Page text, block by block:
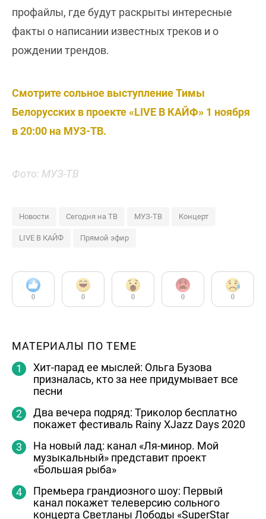
профайлы, где будут раскрыты интересные
факты о написании известных треков и о
рождении трендов.
Смотрите сольное выступление Тимы
Белорусских в проекте «LIVE В КАЙФ» 1 ноября
в 20:00 на МУЗ-ТВ.
Фото: МУЗ-ТВ
Новости Сегодня на ТВ МУЗ-ТВ Концерт
LIVE В КАЙФ Прямой эфир
0 0 0 0 0
МАТЕРИАЛЫ ПО ТЕМЕ
Хит-парад ее мыслей: Ольга Бузова
призналась, кто за нее придумывает все
песни
Два вечера подряд: Триколор бесплатно
покажет фестиваль Rainy XJazz Days 2020
На новый лад: канал «Ля-минор. Мой
музыкальный» представит проект
«Большая рыба»
Премьера грандиозного шоу: Первый
канал покажет телеверсию сольного
концерта Светланы Лободы «SuperStar